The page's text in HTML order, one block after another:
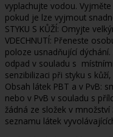
vyplachujte vodou.
pokud je lze vyjmout
STYKU S KŮŽÍ: Omyjte
VDECHNUTÍ: Přeneste
poloze usnadňující
odpad v souladu s
senzibilizaci při styku s
Obsah látek PBT a v PvB:
nebo v PvB v souladu s
žádná ze složek v
seznamu látek